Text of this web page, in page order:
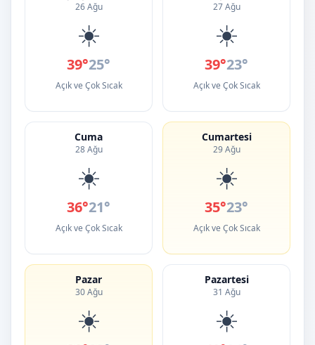
26 Ağu
☀️
39°25°
Açık ve Çok Sıcak
27 Ağu
☀️
39°23°
Açık ve Çok Sıcak
Cuma
28 Ağu
☀️
36°21°
Açık ve Çok Sıcak
Cumartesi
29 Ağu
☀️
35°23°
Açık ve Çok Sıcak
Pazar
30 Ağu
☀️
Pazartesi
31 Ağu
☀️